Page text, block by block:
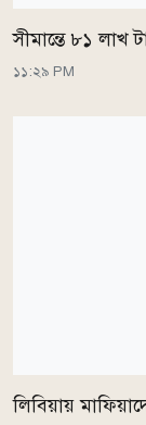
সীমান্তে ৮১ লাখ
১১:২৯ PM
লিবিয়ায়